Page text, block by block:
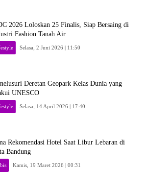
2026 Loloskan 25 Finalis, Siap Bersaing di
Fashion Tanah Air
Selasa, 2 Juni 2026 | 11:50
Deretan Geopark Kelas Dunia yang
UNESCO
Selasa, 14 April 2026 | 17:40
Rekomendasi Hotel Saat Libur Lebaran di
Bandung
Kamis, 19 Maret 2026 | 00:31